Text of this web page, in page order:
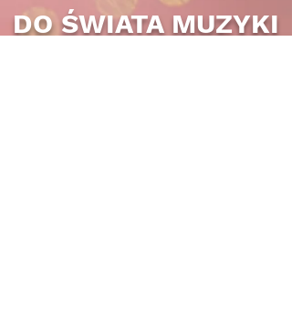
DO ŚWIATA MUZYKI